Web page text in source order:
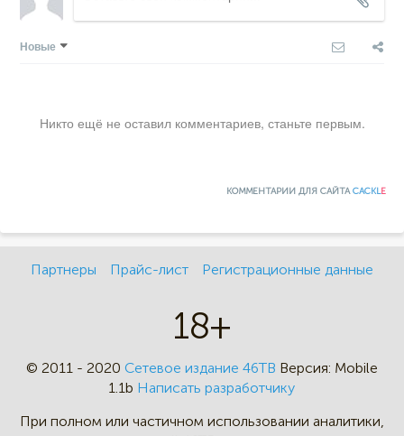
Новые
Никто ещё не оставил комментариев, станьте первым.
КОММЕНТАРИИ ДЛЯ САЙТАCACKLE
Партнеры Прайс-лист Регистрационные данные
18+
© 2011 - 2020 Сетевое издание 46ТВ Версия: Mobile
1.1b Написать разработчику
При полном или частичном использовании аналитики,